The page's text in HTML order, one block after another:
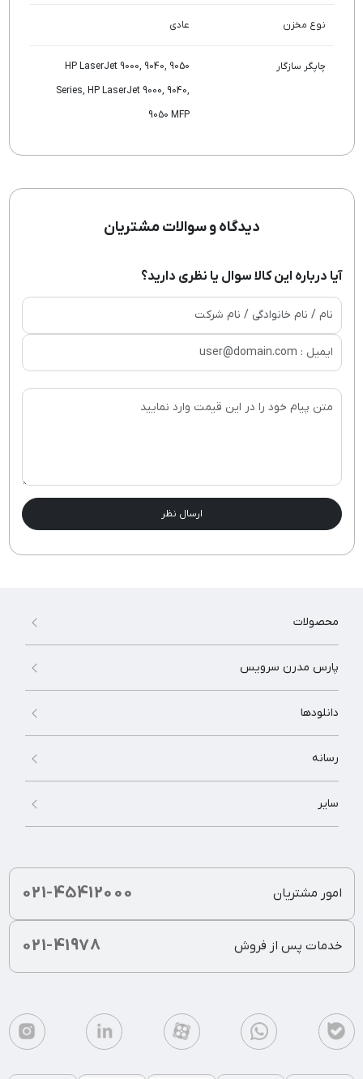
نوع مخزن عادی
چاپگر سازگار
HP LaserJet 9000, 9040, 9050
Series, HP LaserJet 9000, 9040,
9050 MFP
دیدگاه و سوالات مشتریان
آیا درباره این کالا سوال یا نظری دارید؟
ارسال نظر
محصولات
پارس مدرن سرویس
دانلودها
رسانه
سایر
021-45412000 امور مشتریان
021-41978 خدمات پس از فروش